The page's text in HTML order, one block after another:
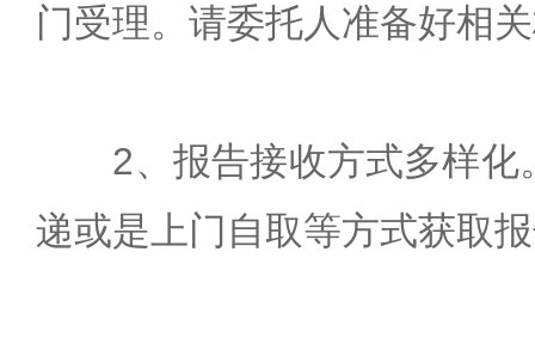
门受理。请委托人准备好相
2、报告接收方式多样化
递或是上门自取等方式获取